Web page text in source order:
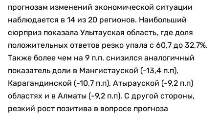
прогнозам изменений экономической ситуации
наблюдается в 14 из 20 регионов. Наибольший
сюрприз показала Улытауская область, где доля
положительных ответов резко упала с 60,7 до 32,7%.
Также более чем на 9 п.п. снизился аналогичный
показатель доли в Мангистауской (-13,4 п.п),
Карагандинской (-10,7 п.п), Атырауской (-9,2 п.п)
областях и в Алматы (-9,2 п.п). С другой стороны,
резкий рост позитива в вопросе прогноза